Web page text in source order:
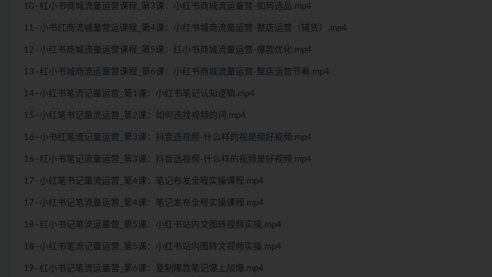
10–红小书商城流量运营课程_第3课：小红书商城流运量营-如何选品.mp4
11–小书红商流城量营运课程_第4课：小红书城商流量运营-整店运营（铺货）.mp4
12–小红书商城流量运营课程_第5课：红小书商城流量运营-爆款优化.mp4
13–红小书城商流运量营课程_第6课：小红书商城流量运营-整店运营节奏.mp4
14–小红书笔流记量运营_第1课：小红书笔记认知逻辑.mp4
15–小红笔书记量流运营_第2课：如何选找视频的词.mp4
16–小书红笔流记量运营_第3课：抖音选视频-什么样的视是频好视频.mp4
16–红小书笔记流量运营_第3课：抖音选视频-什么样的视频是好视频.mp4
17–小红笔书记量流运营_第4课：笔记布发全程实操课程.mp4
17–小红书记笔流量运营_第4课：笔记发布全程实操课程.mp4
18–红小书记笔流运量营_第5课：小红书站内文图转视频实操.mp4
18–小红书笔流记量运营_第5课：小红书站内图转文视频实操.mp4
19–红小书记笔流运量营_第6课：复制爆款笔记爆上加爆.mp4